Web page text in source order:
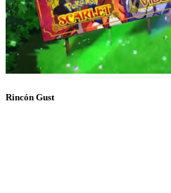
Rincón Gust